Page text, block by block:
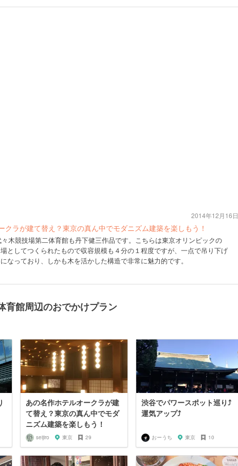
クラが建て替え？東京の真ん中でモダニズム建築を楽しもう！
木競技場第二体育館も丹下健三作品です。こちらは東京オリンピックの
としてつくられたもので収容規模も４分の１程度ですが、一点で吊り下げ
なっており、しかも木を活かした構造で非常に魅力的です。
2014年12月16日
育館周辺のおでかけプラン
あの名作ホテルオークラが建
て替え？東京の真ん中でモダ
ニズム建築を楽しもう！
seijiro 東京 29
渋谷でパワースポット巡り⤴︎
運気アップ⤴︎
おーうち 東京 10